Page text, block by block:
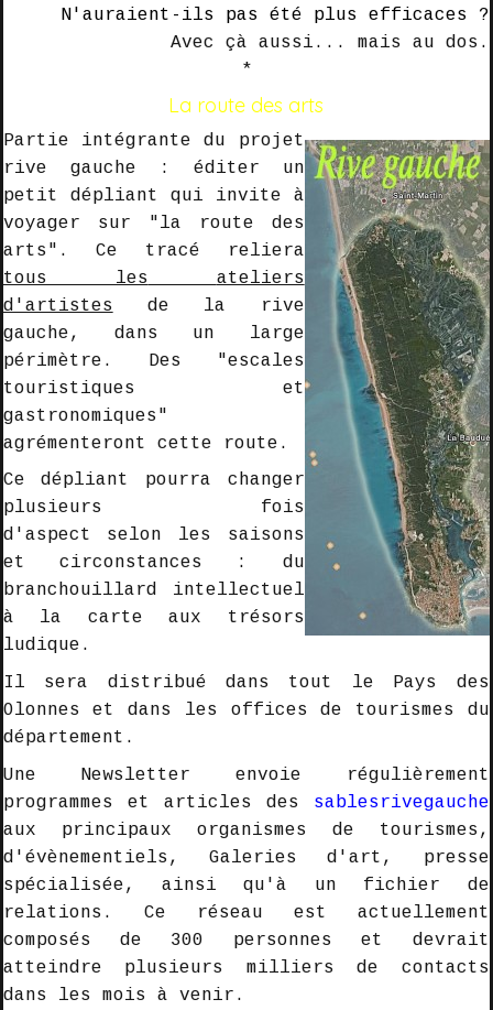
N'auraient-ils pas été plus efficaces ?
Avec çà aussi... mais
au dos.
*
La route des arts
Partie intégrante du projet
rive gauche : éditer un
petit dépliant qui invite à
voyager sur "la route des
arts ". Ce tracé reliera
tous les
ateliers
d'artistes de la rive
gauche, dans un large
périmètre. Des "escales
touristiques et
gastronomiques "
agrémenteront cette route.
Ce dépliant pourra changer
plusieurs fois
d'aspect selon les saisons
et circonstances : du
branchouillard intellectuel
à la carte aux trésors
ludique.
Il sera distribué dans tout le Pays des
Olonnes et dans les offices de tourismes du
département .
Une Newsletter envoie régulièrement
programmes et articles des sablesrivegauche
aux principaux organismes de tourismes,
d'évènementiels, Galeries d'art, presse
spécialisée, ainsi qu'à un fichier de
relations. Ce réseau est actuellement
composés de 300 personnes et devrait
atteindre plusieurs milliers de contacts
dans les mois à venir.